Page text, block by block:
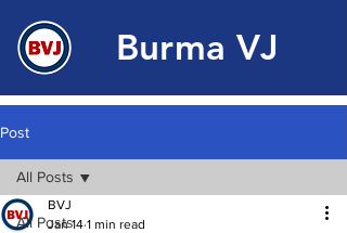
Burma VJ
Post
All Posts
All Posts
BVJ
Jan 14 1 min read